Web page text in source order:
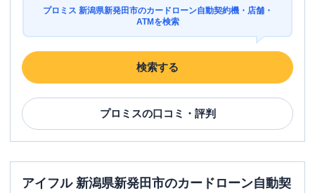
プロミス 新潟県新発田市のカードローン自動契約機・店舗・
ATMを検索
検索する
プロミスの口コミ・評判
アイフル 新潟県新発田市のカードローン自動契